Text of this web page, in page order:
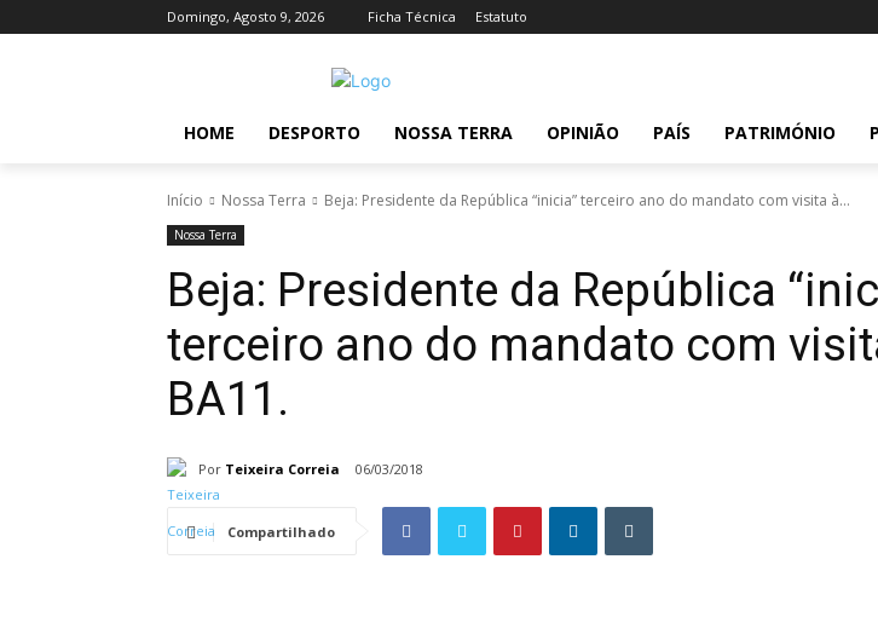
Domingo, Agosto 9, 2026 Ficha Técnica Estatuto
HOME DESPORTO NOSSA TERRA OPINIÃO PAÍS PATRIMÓNIO
Início Nossa Terra Beja: Presidente da República “inicia” terceiro ano do mandato com visita à...
Nossa Terra
Beja: Presidente da República
terceiro ano do mandato com
BA11.
Por Teixeira Correia 06/03/2018
Compartilhado